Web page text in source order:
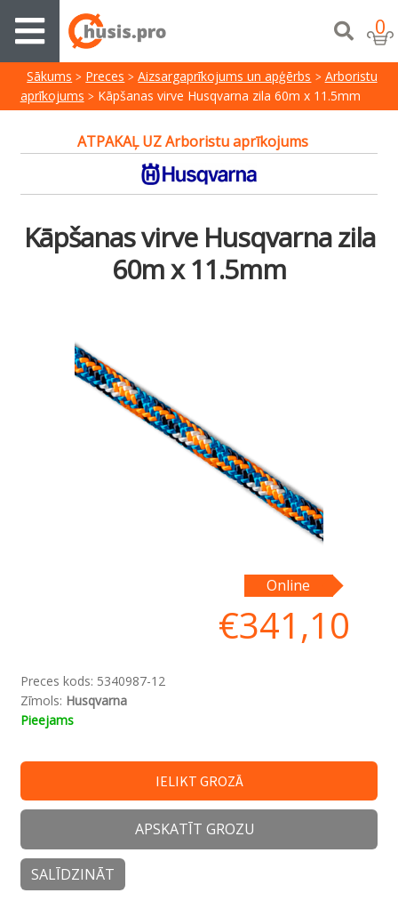
0
Sākums Preces Aizsargaprīkojums un apģērbs
Arboristu
aprīkojums
Kāpšanas virve Husqvarna zila 60m x 11.5mm
ATPAKAĻ UZ Arboristu aprīkojums
Kāpšanas virve Husqvarna zila
60m x 11.5mm
Online
€341,10
Preces kods: 5340987-12
Zīmols: Husqvarna
Pieejams
IELIKT GROZĀ
APSKATĪT GROZU
SALĪDZINĀT